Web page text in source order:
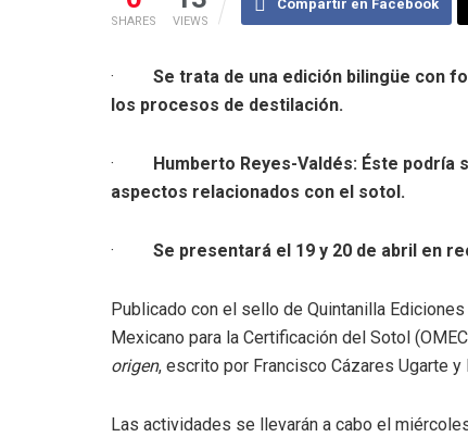
SHARES VIEWS
Compartir en Facebook
· Se trata de una edición bilingüe con
los procesos de destilación.
· Humberto Reyes-Valdés: Éste
aspectos relacionados con el sotol.
· Se presentará el 19 y 20 de abril en
Publicado con el sello de Quintanilla
Mexicano para la Certificación del Sotol
origen, escrito por Francisco Cázares Ugarte
Las actividades se llevarán a cabo el